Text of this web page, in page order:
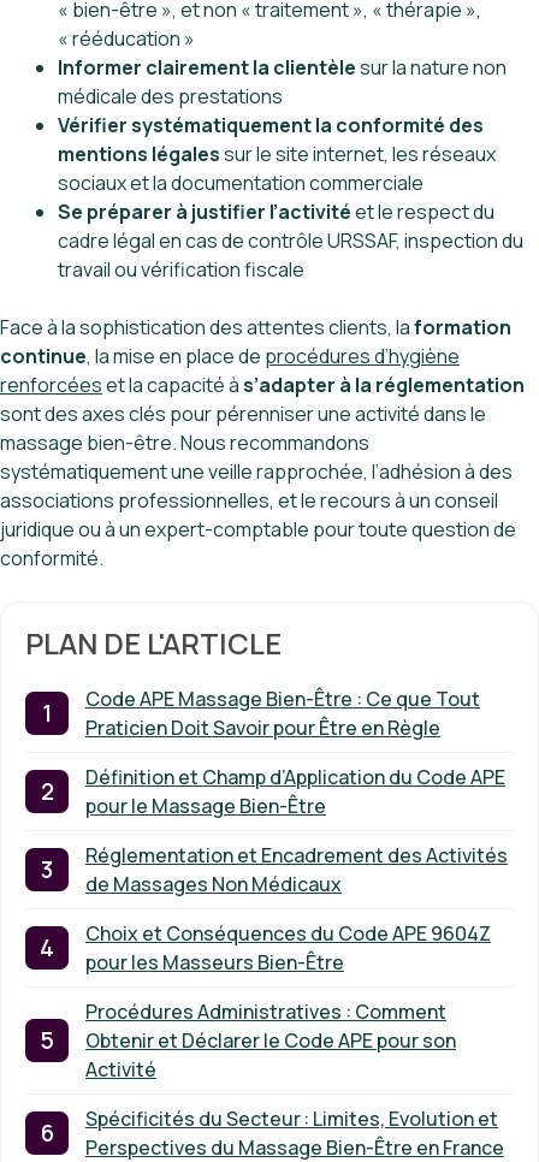
« bien-être », et non « traitement », « thérapie »,
« rééducation »
Informer clairement la clientèlesur la nature non
médicale des prestations
Vérifier systématiquement la conformité des
mentions légalessur le site internet, les réseaux
sociaux et la documentation commerciale
Se préparer à justifier l’activitéet le respect du
cadre légal en cas de contrôle URSSAF, inspection du
travail ou vérification fiscale
Face à la sophistication des attentes clients, laformation
continue, la mise en place de procédures d’hygiène
renforcéeset la capacité às’adapter à la réglementation
sont des axes clés pour pérenniser une activité dans le
massage bien-être. Nous recommandons
systématiquement une veille rapprochée, l’adhésion à des
associations professionnelles, et le recours à un conseil
juridique ou à un expert-comptable pour toute question de
conformité.
PLAN DE L'ARTICLE
Code APE Massage Bien-Être : Ce que Tout
Praticien Doit Savoir pour Être en Règle
Définition et Champ d’Application du Code APE
pour le Massage Bien-Être
Réglementation et Encadrement des Activités
de Massages Non Médicaux
Choix et Conséquences du Code APE 9604Z
pour les Masseurs Bien-Être
Procédures Administratives : Comment
Obtenir et Déclarer le Code APE pour son
Activité
Spécificités du Secteur : Limites, Evolution et
Perspectives du Massage Bien-Être en France